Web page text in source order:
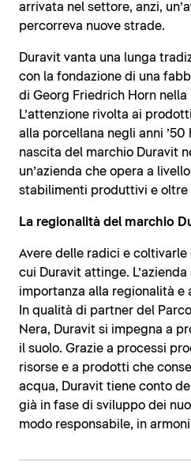
arrivata nel settore, anzi,
percorreva nuove strade.
Duravit vanta una lunga
con la fondazione di una
di Georg Friedrich Horn nella
L’attenzione rivolta ai
alla porcellana negli anni ’50
nascita del marchio Duravit
un’azienda che opera a
stabilimenti produttivi e
La regionalità del marchio
Avere delle radici e
cui Duravit attinge.
importanza alla regionalità e
In qualità di partner del
Nera, Duravit si impegna a
il suolo. Grazie a processi
risorse e a prodotti che
acqua, Duravit tiene conto
già in fase di sviluppo dei
modo responsabile, in